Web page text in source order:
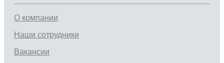
О компании
Наши сотрудники
Вакансии